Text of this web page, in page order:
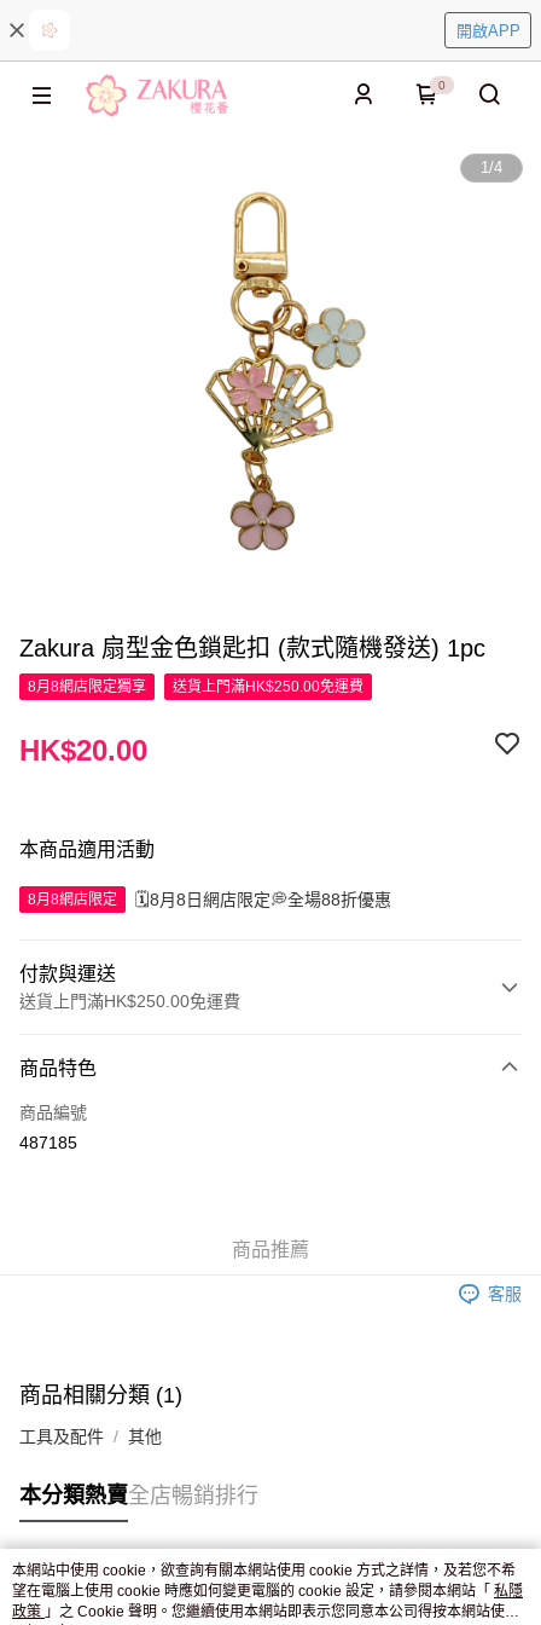
開啟APP
0
1/4
Zakura 扇型金色鎖匙扣 (款式隨機發送) 1pc
8月8網店限定獨享 送貨上門滿HK$250.00免運費
HK$20.00
本商品適用活動
8月8網店限定 🗓️8月8日網店限定💭全場88折優惠
付款與運送
送貨上門滿HK$250.00免運費
信用卡
Apple Pay
商品特色
商品編號
487185
商品推薦
客服
商品相關分類 (1)
工具及配件 其他
本分類熱賣全店暢銷排行
熱門標籤
本網站中使用 cookie，欲查詢有關本網站使用 cookie 方式之詳情，及若您不希
望在電腦上使用 cookie 時應如何變更電腦的 cookie 設定，請參閱本網站「 私隱
政策 」之 Cookie 聲明。您繼續使用本網站即表示您同意本公司得按本網站使用